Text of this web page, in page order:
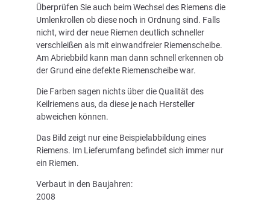
Überprüfen Sie auch beim Wechsel des Riemens die
Umlenkrollen ob diese noch in Ordnung sind. Falls
nicht, wird der neue Riemen deutlich schneller
verschleißen als mit einwandfreier Riemenscheibe.
Am Abriebbild kann man dann schnell erkennen ob
der Grund eine defekte Riemenscheibe war.
Die Farben sagen nichts über die Qualität des
Keilriemens aus, da diese je nach Hersteller
abweichen können.
Das Bild zeigt nur eine Beispielabbildung eines
Riemens. Im Lieferumfang befindet sich immer nur
ein Riemen.
Verbaut in den Baujahren:
2008